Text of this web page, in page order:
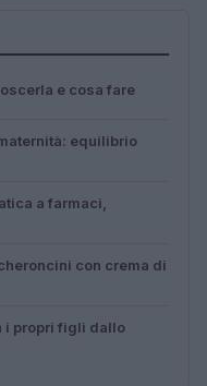
e cosa fare
equilibrio
a farmaci,
con crema di
i propri figli dallo